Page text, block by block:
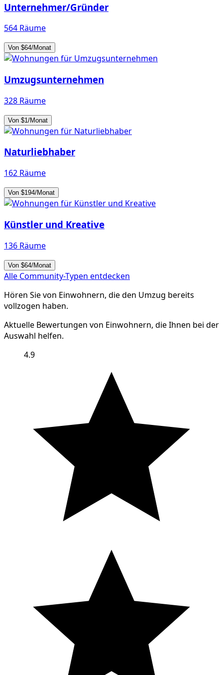
Unternehmer/Gründer
564 Räume
Von $64/Monat
Umzugsunternehmen
328 Räume
Von $1/Monat
Naturliebhaber
162 Räume
Von $194/Monat
Künstler und Kreative
136 Räume
Von $64/Monat
Alle Community-Typen entdecken
Hören Sie von Einwohnern, die den Umzug bereits
vollzogen haben.
Aktuelle Bewertungen von Einwohnern, die Ihnen bei der
Auswahl helfen.
4.9